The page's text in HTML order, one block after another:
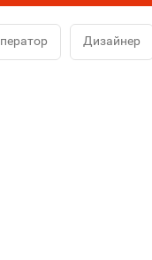
Дизайнер